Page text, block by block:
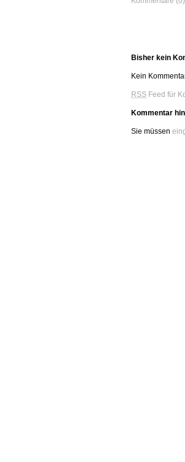
Bisher kein
Kein
RSS Feed für
Kommentar
Sie müssen